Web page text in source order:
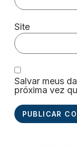
Site
Salvar meus
próxima vez